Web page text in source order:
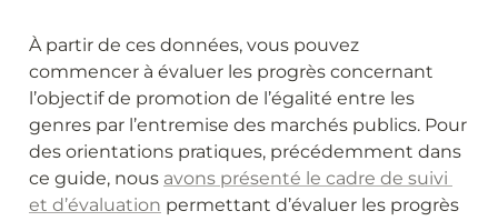
À partir de ces données, vous pouvez
commencer à évaluer les progrès concernant
l’objectif de promotion de l’égalité entre les
genres par l’entremise des marchés publics. Pour
des orientations pratiques, précédemment dans
ce guide, nous avons présenté le cadre de suivi
et d’évaluation permettant d’évaluer les progrès